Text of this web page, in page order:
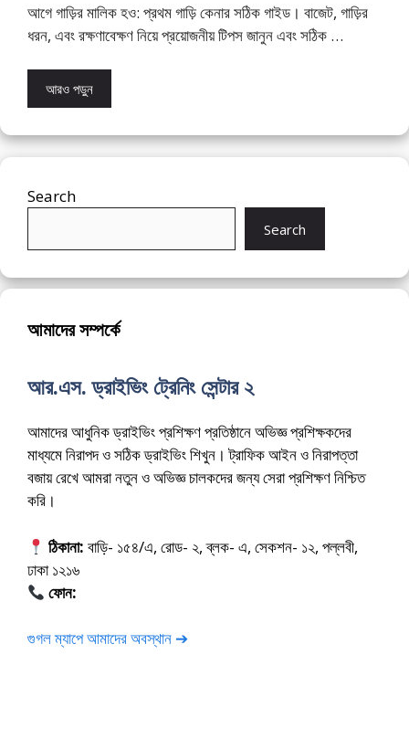
আগে গাড়ির মালিক হও: প্রথম গাড়ি কেনার সঠিক গাইড। বাজেট, গাড়ির
ধরন, এবং রক্ষণাবেক্ষণ নিয়ে প্রয়োজনীয় টিপস জানুন এবং সঠিক …
আরও পড়ুন
Search
Search
আমাদের সম্পর্কে
আর.এস. ড্রাইভিং ট্রেনিং সেন্টার ২
আমাদের আধুনিক ড্রাইভিং প্রশিক্ষণ প্রতিষ্ঠানে অভিজ্ঞ প্রশিক্ষকদের
মাধ্যমে নিরাপদ ও সঠিক ড্রাইভিং শিখুন। ট্রাফিক আইন ও নিরাপত্তা
বজায় রেখে আমরা নতুন ও অভিজ্ঞ চালকদের জন্য সেরা প্রশিক্ষণ নিশ্চিত
করি।
ঠিকানা: বাড়ি- ১৫৪/এ, রোড- ২, ব্লক- এ, সেকশন- ১২, পল্লবী,
ঢাকা ১২১৬
ফোন:
গুগল ম্যাপে আমাদের অবস্থান ➔